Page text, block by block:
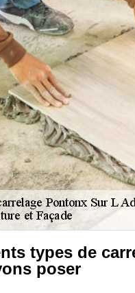
types de
poser